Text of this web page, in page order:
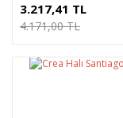
3.217,41 TL
4.171,00 TL